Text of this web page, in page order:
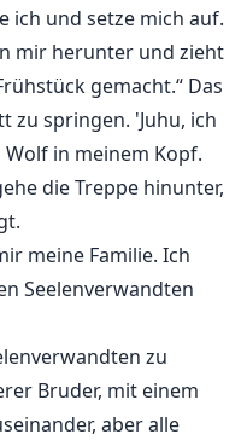
ich und setze mich auf.
mir herunter und zieht
gemacht.“ Das
zu springen. 'Juhu, ich
in meinem Kopf.
die Treppe hinunter,
meine Familie. Ich
Seelenverwandten
zu
Bruder, mit einem
aber alle